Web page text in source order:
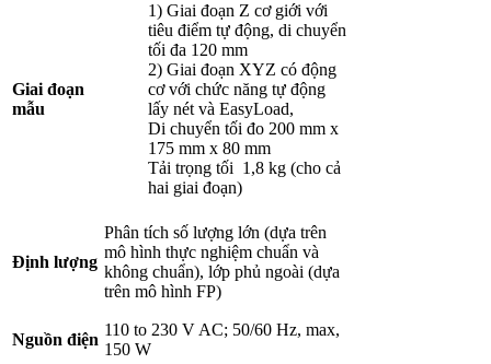
Giai đoạn
mẫu
1) Giai đoạn Z cơ giới với
tiêu điểm tự động, di chuyển
tối đa 120 mm
2) Giai đoạn XYZ có động
cơ với chức năng tự động
lấy nét và EasyLoad,
Di chuyển tối đo 200 mm x
175 mm x 80 mm
Tải trọng tối 1,8 kg (cho cả
hai giai đoạn)
Định lượng
Phân tích số lượng lớn (dựa trên
mô hình thực nghiệm chuẩn và
không chuẩn), lớp phủ ngoài (dựa
trên mô hình FP)
Nguồn điện
110 to 230 V AC; 50/60 Hz, max,
150 W